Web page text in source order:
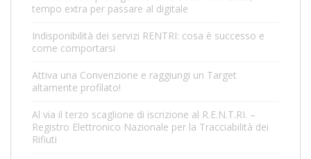
tempo extra per passare al digitale
Indisponibilità dei servizi RENTRI: cosa è successo e
come comportarsi
Attiva una Convenzione e raggiungi un Target
altamente profilato!
Al via il terzo scaglione di iscrizione al R.E.N.T.RI. –
Registro Elettronico Nazionale per la Tracciabilità dei
Rifiuti